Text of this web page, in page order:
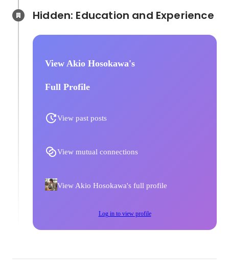
View Akio Hosokawa's
Full Profile
View past posts
View mutual connections
View Akio Hosokawa's full profile
Log in to view profile